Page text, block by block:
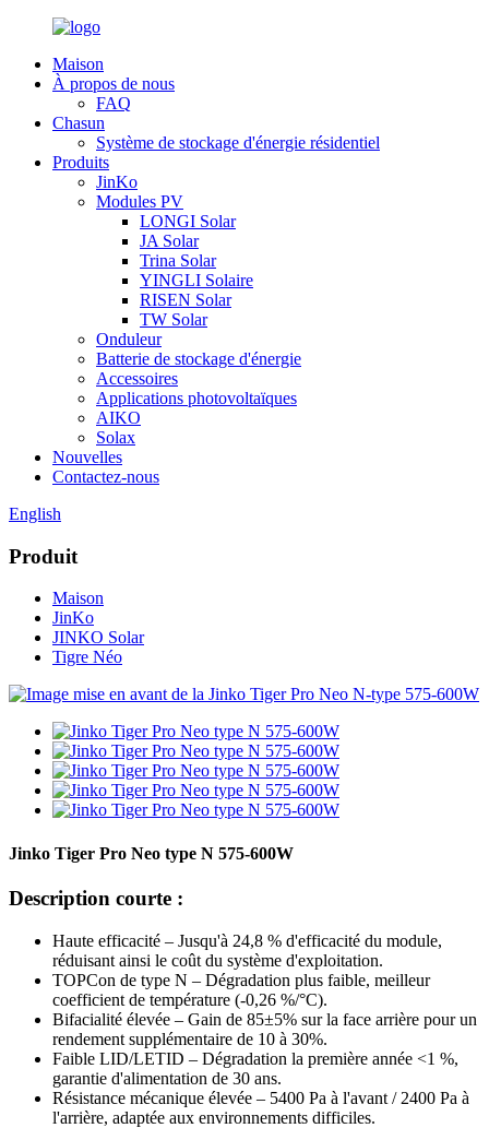
Maison
À propos de nous
FAQ
Chasun
Système de stockage d'énergie résidentiel
Produits
JinKo
Modules PV
LONGI Solar
JA Solar
Trina Solar
YINGLI Solaire
RISEN Solar
TW Solar
Onduleur
Batterie de stockage d'énergie
Accessoires
Applications photovoltaïques
AIKO
Solax
Nouvelles
Contactez-nous
English
Produit
Maison
JinKo
JINKO Solar
Tigre Néo
Jinko Tiger Pro Neo type N 575-600W
Description courte :
Haute efficacité – Jusqu'à 24,8 % d'efficacité du module,
réduisant ainsi le coût du système d'exploitation.
TOPCon de type N – Dégradation plus faible, meilleur
coefficient de température (-0,26 %/°C).
Bifacialité élevée – Gain de 85±5% sur la face arrière pour un
rendement supplémentaire de 10 à 30%.
Faible LID/LETID – Dégradation la première année <1 %,
garantie d'alimentation de 30 ans.
Résistance mécanique élevée – 5400 Pa à l'avant / 2400 Pa à
l'arrière, adaptée aux environnements difficiles.